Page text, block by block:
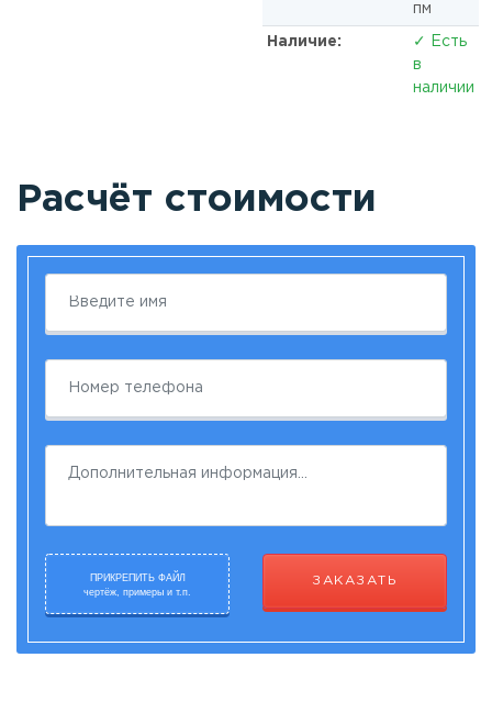
пм
Наличие:
✓ Есть
в
наличии
Расчёт стоимости
ПРИКРЕПИТЬ ФАЙЛ
чертёж, примеры и т.п.
ЗАКАЗАТЬ